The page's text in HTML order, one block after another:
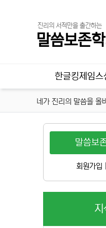
진리의 서적만을 출간하는
말씀보존
한글킹제임스
네가 진리의 말씀을 올
말씀보
회원가입
지